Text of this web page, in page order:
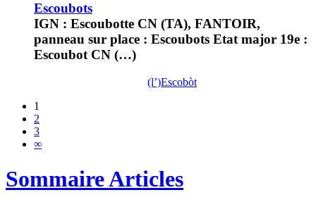
Escoubots
IGN : Escoubotte CN (TA), FANTOIR,
panneau sur place : Escoubots Etat major 19e :
Escoubot CN (…)
(l’)Escobòt
1
2
3
∞
Sommaire Articles